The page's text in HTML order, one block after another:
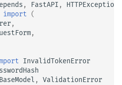
, FastAPI , HTTPException
import (
,
,
InvalidTokenError
BaseModel , ValidationError